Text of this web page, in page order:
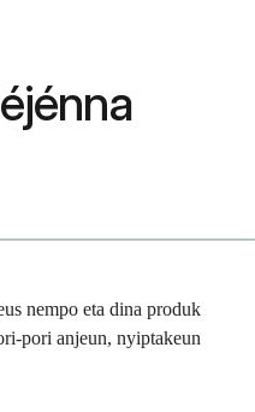
nempo eta dina produk
pori anjeun, nyiptakeun